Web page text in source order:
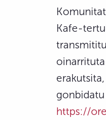
Kafe-
https://